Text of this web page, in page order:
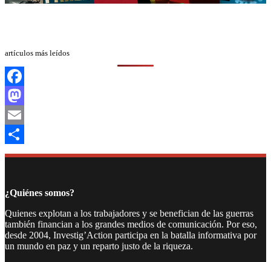
artículos más leídos
Facebook
Mastodon
Email
Compartir
¿Quiénes somos?
Quienes explotan a los trabajadores y se benefician de las guerras
también financian a los grandes medios de comunicación. Por eso,
desde 2004, Investig’Action participa en la batalla informativa por
un mundo en paz y un reparto justo de la riqueza.